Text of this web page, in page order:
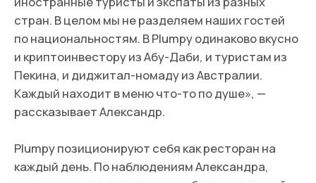
чем в России. Даже когда думаешь, что готов ко
всему, что худшее позади и пройдены все
бюрократические инстанции, появляется повод
удивиться. Бюджет на открытие проекта в Дубае
— это бюджет на открытие в Москве, умноженный
на три. По итогу эта школа опыта обходится очень
дорого», — говорит Александр.
БЛИЦ ОТ «ЩУКИ»